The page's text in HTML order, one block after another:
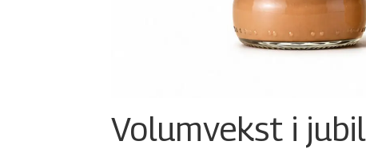
Volumvekst i